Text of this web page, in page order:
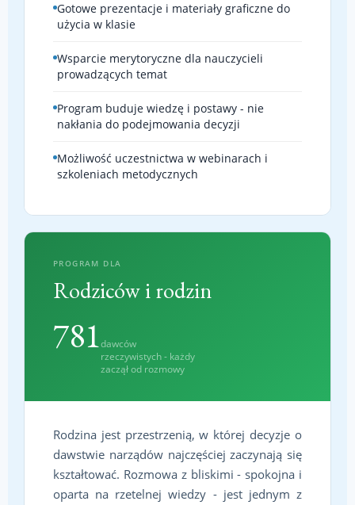
Gotowe prezentacje i materiały graficzne do
użycia w klasie
Wsparcie merytoryczne dla nauczycieli
prowadzących temat
Program buduje wiedzę i postawy - nie
nakłania do podejmowania decyzji
Możliwość uczestnictwa w webinarach i
szkoleniach metodycznych
PROGRAM DLA
Rodziców i rodzin
781dawców
rzeczywistych - każdy
zaczął od rozmowy
Rodzina jest przestrzenią, w której decyzje o
dawstwie narządów najczęściej zaczynają się
kształtować. Rozmowa z bliskimi - spokojna i
oparta na rzetelnej wiedzy - jest jednym z